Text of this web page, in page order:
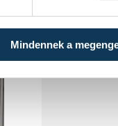
Mindennek a